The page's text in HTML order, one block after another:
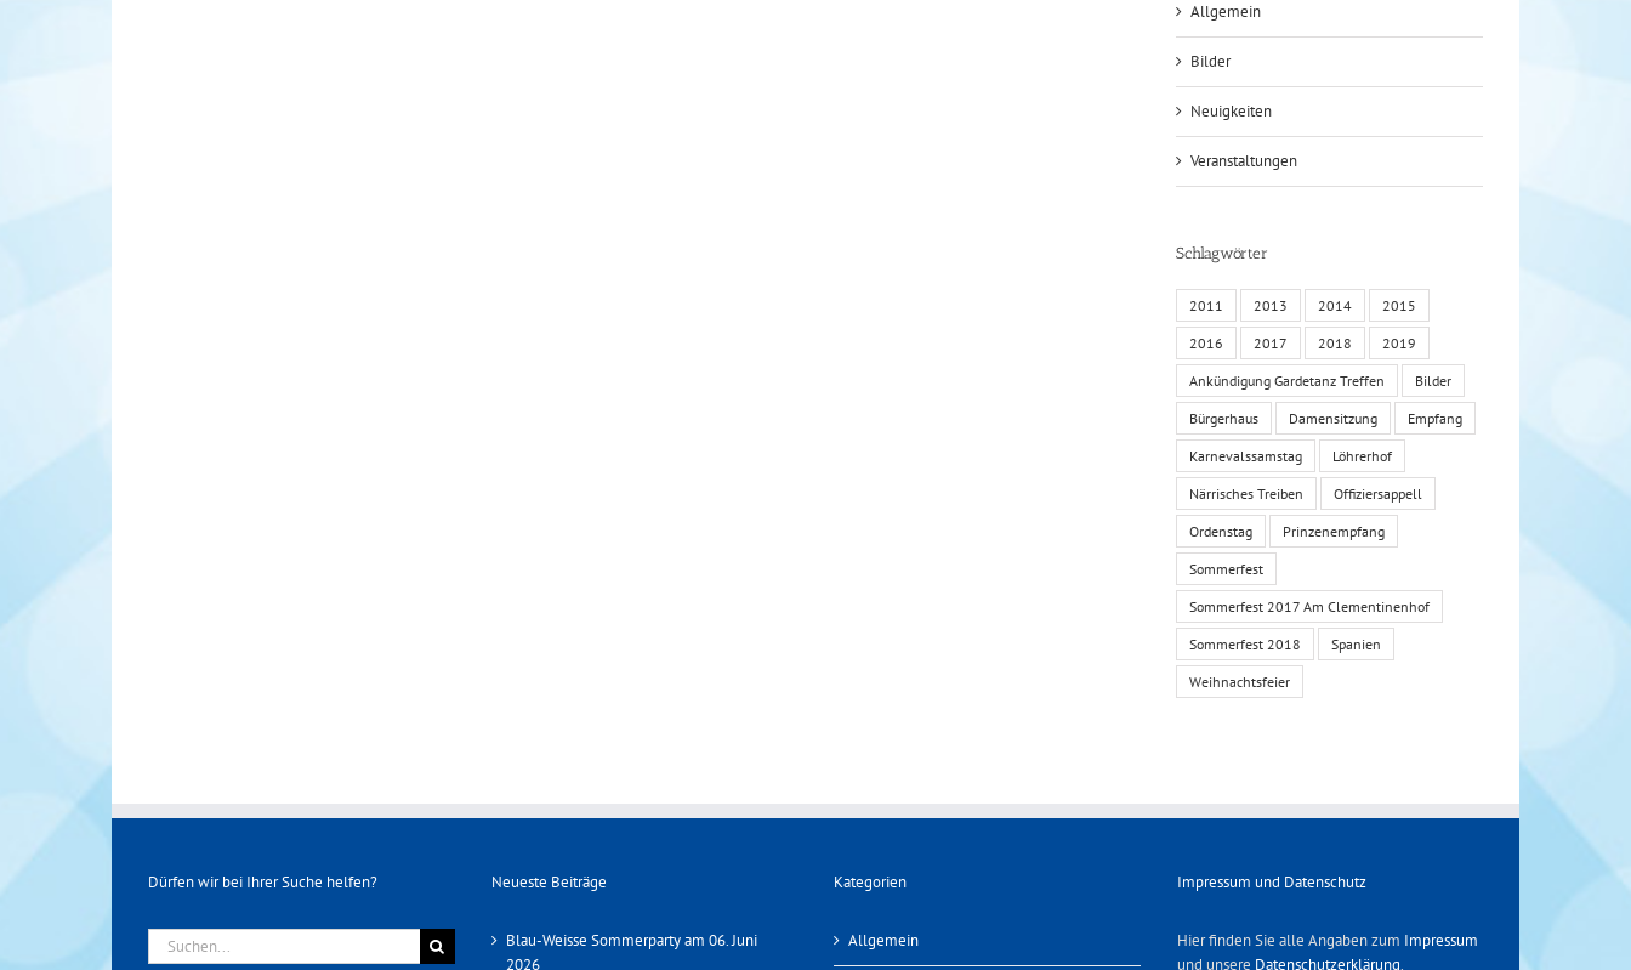
Allgemein
Bilder
Neuigkeiten
Veranstaltungen
Schlagwörter
2011 2013 2014 2015
2016 2017 2018 2019
Ankündigung Gardetanz Treffen Bilder
Bürgerhaus Damensitzung Empfang
Karnevalssamstag Löhrerhof
Närrisches Treiben Offiziersappell
Ordenstag Prinzenempfang
Sommerfest
Sommerfest 2017 Am Clementinenhof
Sommerfest 2018 Spanien
Weihnachtsfeier
Dürfen wir bei Ihrer Suche helfen?
Suche
nach:
Neueste Beiträge
Blau-Weisse Sommerparty am 06. Juni
2026
Kategorien
Allgemein
Impressum und Datenschutz
Hier finden Sie alle Angaben zum Impressum
und unsere Datenschutzerklärung.